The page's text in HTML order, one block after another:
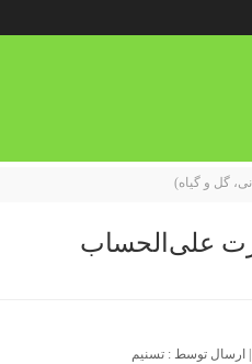
گل و گیاه)
علی‌الحساب
| ارسال توسط : تسنیم